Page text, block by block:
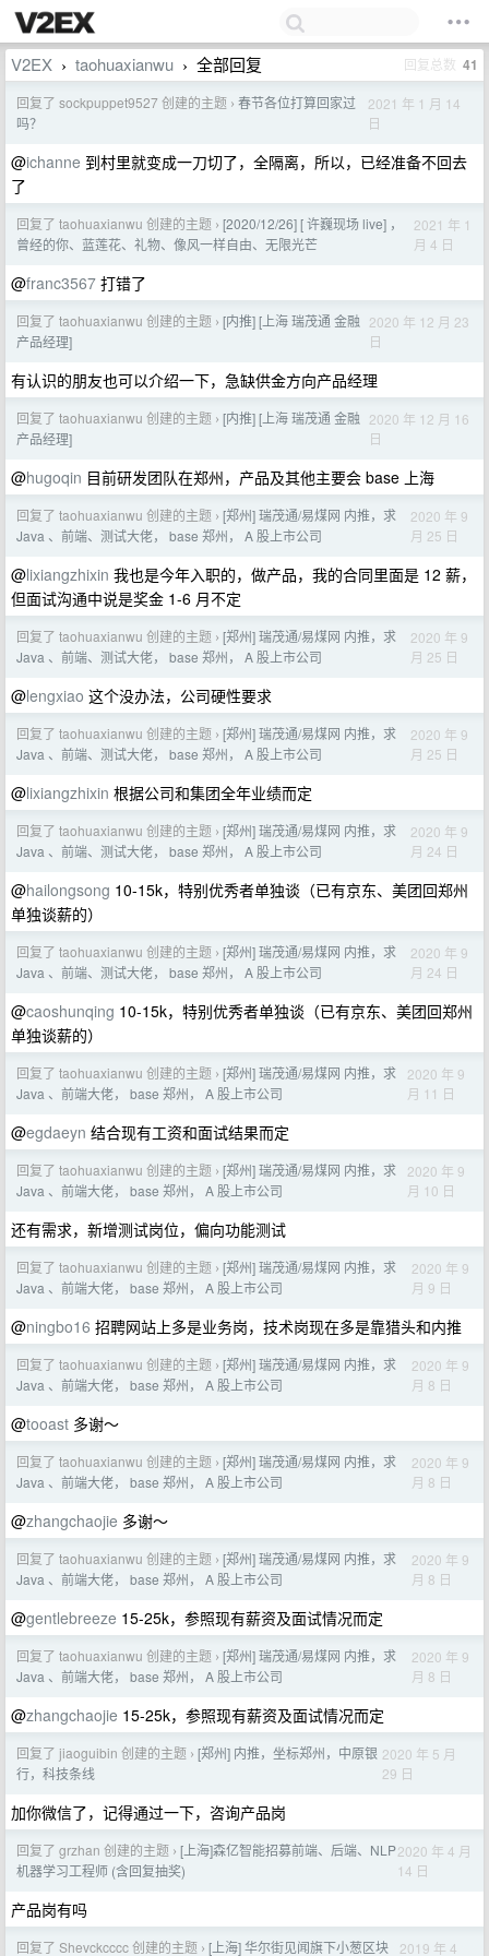
V2EX › taohuaxianwu › 全部回复 回复总数 41
回复了 sockpuppet9527 创建的主题 › 春节各位打算回家过
吗？
2021 年 1 月 14
日
@ichanne 到村里就变成一刀切了，全隔离，所以，已经准备不回去
了
回复了 taohuaxianwu 创建的主题 › [2020/12/26] [ 许巍现场 live] ，
曾经的你、蓝莲花、礼物、像风一样自由、无限光芒
2021 年 1
月 4 日
@franc3567 打错了
回复了 taohuaxianwu 创建的主题 › [内推] [上海 瑞茂通 金融
产品经理]
2020 年 12 月 23
日
有认识的朋友也可以介绍一下，急缺供金方向产品经理
回复了 taohuaxianwu 创建的主题 › [内推] [上海 瑞茂通 金融
产品经理]
2020 年 12 月 16
日
@hugoqin 目前研发团队在郑州，产品及其他主要会 base 上海
回复了 taohuaxianwu 创建的主题 › [郑州] 瑞茂通/易煤网 内推，求
Java 、前端、测试大佬， base 郑州， A 股上市公司
2020 年 9
月 25 日
@lixiangzhixin 我也是今年入职的，做产品，我的合同里面是 12 薪，
但面试沟通中说是奖金 1-6 月不定
回复了 taohuaxianwu 创建的主题 › [郑州] 瑞茂通/易煤网 内推，求
Java 、前端、测试大佬， base 郑州， A 股上市公司
2020 年 9
月 25 日
@lengxiao 这个没办法，公司硬性要求
回复了 taohuaxianwu 创建的主题 › [郑州] 瑞茂通/易煤网 内推，求
Java 、前端、测试大佬， base 郑州， A 股上市公司
2020 年 9
月 25 日
@lixiangzhixin 根据公司和集团全年业绩而定
回复了 taohuaxianwu 创建的主题 › [郑州] 瑞茂通/易煤网 内推，求
Java 、前端、测试大佬， base 郑州， A 股上市公司
2020 年 9
月 24 日
@hailongsong 10-15k，特别优秀者单独谈（已有京东、美团回郑州
单独谈薪的）
回复了 taohuaxianwu 创建的主题 › [郑州] 瑞茂通/易煤网 内推，求
Java 、前端、测试大佬， base 郑州， A 股上市公司
2020 年 9
月 24 日
@caoshunqing 10-15k，特别优秀者单独谈（已有京东、美团回郑州
单独谈薪的）
回复了 taohuaxianwu 创建的主题 › [郑州] 瑞茂通/易煤网 内推，求
Java 、前端大佬， base 郑州， A 股上市公司
2020 年 9
月 11 日
@egdaeyn 结合现有工资和面试结果而定
回复了 taohuaxianwu 创建的主题 › [郑州] 瑞茂通/易煤网 内推，求
Java 、前端大佬， base 郑州， A 股上市公司
2020 年 9
月 10 日
还有需求，新增测试岗位，偏向功能测试
回复了 taohuaxianwu 创建的主题 › [郑州] 瑞茂通/易煤网 内推，求
Java 、前端大佬， base 郑州， A 股上市公司
2020 年 9
月 9 日
@ningbo16 招聘网站上多是业务岗，技术岗现在多是靠猎头和内推
回复了 taohuaxianwu 创建的主题 › [郑州] 瑞茂通/易煤网 内推，求
Java 、前端大佬， base 郑州， A 股上市公司
2020 年 9
月 8 日
@tooast 多谢～
回复了 taohuaxianwu 创建的主题 › [郑州] 瑞茂通/易煤网 内推，求
Java 、前端大佬， base 郑州， A 股上市公司
2020 年 9
月 8 日
@zhangchaojie 多谢～
回复了 taohuaxianwu 创建的主题 › [郑州] 瑞茂通/易煤网 内推，求
Java 、前端大佬， base 郑州， A 股上市公司
2020 年 9
月 8 日
@gentlebreeze 15-25k，参照现有薪资及面试情况而定
回复了 taohuaxianwu 创建的主题 › [郑州] 瑞茂通/易煤网 内推，求
Java 、前端大佬， base 郑州， A 股上市公司
2020 年 9
月 8 日
@zhangchaojie 15-25k，参照现有薪资及面试情况而定
回复了 jiaoguibin 创建的主题 › [郑州] 内推，坐标郑州，中原银
行，科技条线
2020 年 5 月
29 日
加你微信了，记得通过一下，咨询产品岗
回复了 grzhan 创建的主题 › [上海]森亿智能招募前端、后端、NLP
机器学习工程师 (含回复抽奖)
2020 年 4 月
14 日
产品岗有吗
回复了 Shevckcccc 创建的主题 › [上海] 华尔街见闻旗下小葱区块 2019 年 4